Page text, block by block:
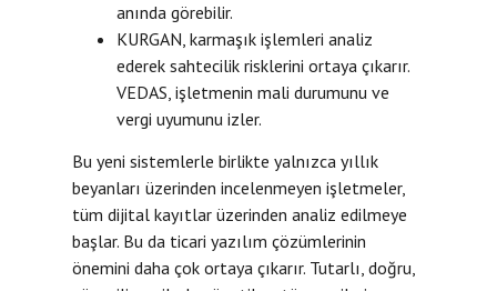
anında görebilir.
KURGAN, karmaşık işlemleri analiz
ederek sahtecilik risklerini ortaya çıkarır.
VEDAS, işletmenin mali durumunu ve
vergi uyumunu izler.
Bu yeni sistemlerle birlikte yalnızca yıllık
beyanları üzerinden incelenmeyen işletmeler,
tüm dijital kayıtlar üzerinden analiz edilmeye
başlar. Bu da ticari yazılım çözümlerinin
önemini daha çok ortaya çıkarır. Tutarlı, doğru,